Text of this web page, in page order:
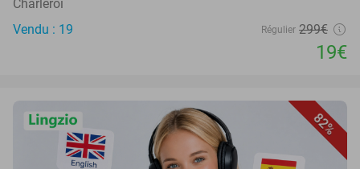
Charleroi
Vendu : 19
Régulier 299€
19€
82%